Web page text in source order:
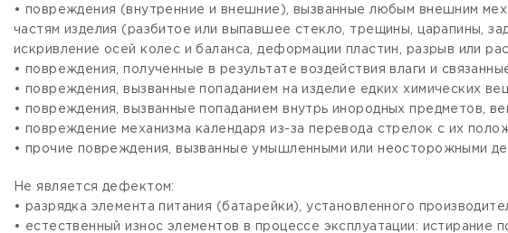
• повреждения (внутренние и внешние), вызванные любым внешним
частям изделия (разбитое или выпавшее стекло, трещины, царапины,
искривление осей колес и баланса, деформации пластин, разрыв или
• повреждения, полученные в результате воздействия влаги и
• повреждения, вызванные попаданием на изделие едких химических
• повреждения, вызванные попаданием внутрь инородных предметов,
• повреждение механизма календаря из-за перевода стрелок с их
• прочие повреждения, вызванные умышленными или неосторожными
Не является дефектом:
• разрядка элемента питания (батарейки), установленного
• естественный износ элементов в процессе эксплуатации: